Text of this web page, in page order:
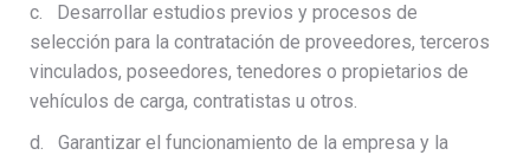
c. Desarrollar estudios previos y procesos de
selección para la contratación de proveedores, terceros
vinculados, poseedores, tenedores o propietarios de
vehículos de carga, contratistas u otros.
d. Garantizar el funcionamiento de la empresa y la